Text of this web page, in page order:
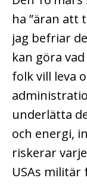
ha ”äran att
jag befriar
kan göra
folk vill leva
underlätta
och energi,
riskerar
USAs